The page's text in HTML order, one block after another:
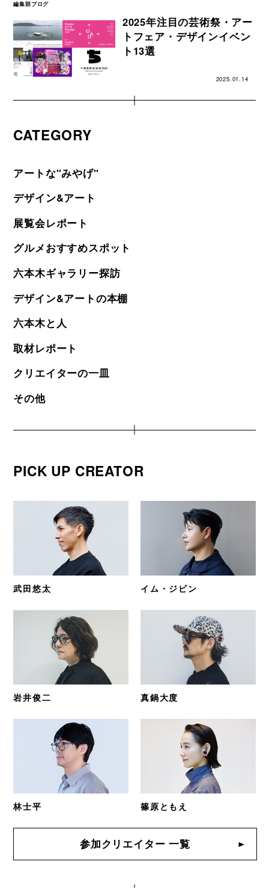
編集部ブログ
2025年注目の芸術祭・アー
トフェア・デザインイベン
ト13選
2025.01.14
CATEGORY
アートな"みやげ"
デザイン&アート
展覧会レポート
グルメおすすめスポット
六本木ギャラリー探訪
デザイン&アートの本棚
六本木と人
取材レポート
クリエイターの一皿
その他
PICK UP CREATOR
武田悠太 イム・ジビン
岩井俊二 真鍋大度
林士平 篠原ともえ
参加クリエイター 一覧